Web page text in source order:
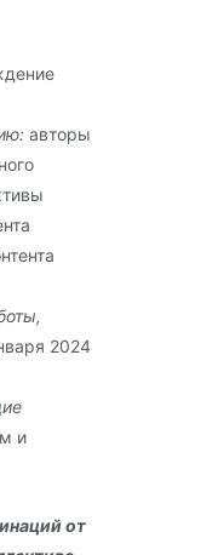
авторы
2024
и
от